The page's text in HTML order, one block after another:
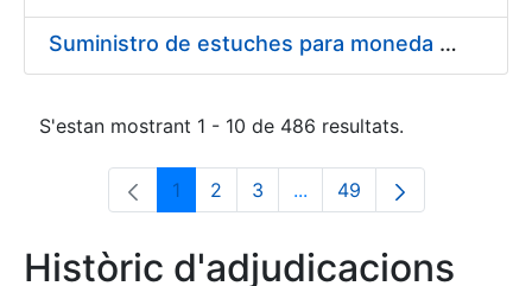
Suministro de estuches para moneda de 30 €
S'estan mostrant 1 - 10 de 486 resultats.
Pàgina
1 Pàgina
2 Pàgina
3 ...Pàgines intermèdies
Pàgina
49
Històric d'adjudicacions